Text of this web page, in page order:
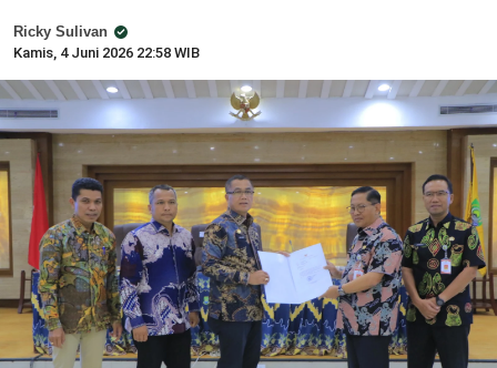
Ricky Sulivan
Kamis, 4 Juni 2026 22:58 WIB